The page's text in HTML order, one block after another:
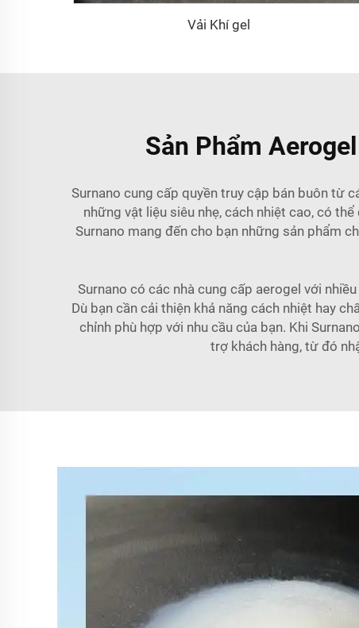
Vải Khí gel
Sản Phẩm
Surnano cung cấp quyền truy cập bán buôn từ
những vật liệu siêu nhẹ, cách nhiệt cao, có
Surnano mang đến cho bạn những sản phẩm
Surnano có các nhà cung cấp aerogel với
Dù bạn cần cải thiện khả năng cách nhiệt hay
chỉnh phù hợp với nhu cầu của bạn. Khi
trợ khách hàng, từ đó